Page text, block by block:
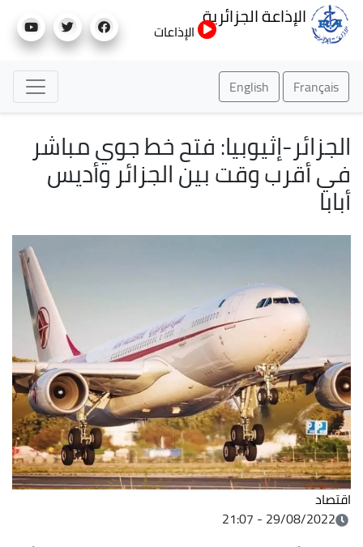
إلى
الإذاعة الجزائرية
الإذاعات
Français
English
الجزائر-إثيوبيا: فتح خط جوي مباشر
في أقرب وقت بين الجزائر وأديس
أبابا
اقتصاد
29/08/2022 - 21:07